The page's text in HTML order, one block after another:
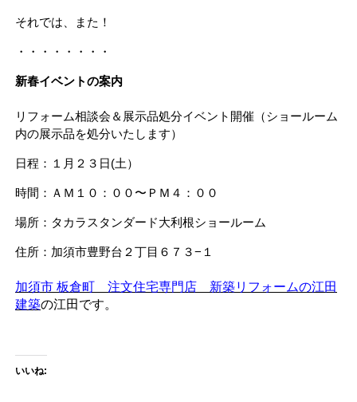
それでは、また！
・・・・・・・・
新春イベントの案内
リフォーム相談会＆展示品処分イベント開催（ショールーム
内の展示品を処分いたします）
日程：１月２３日(土）
時間：ＡＭ１０：００〜ＰＭ４：００
場所：タカラスタンダード大利根ショールーム
住所：加須市豊野台２丁目６７３−１
加須市 板倉町 注文住宅専門店 新築リフォームの江田
建築の江田です。
いいね: